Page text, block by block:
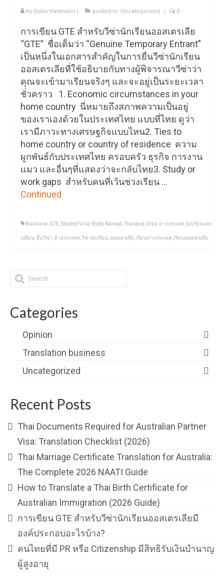
by Dylan Hartmann | posted in: Uncategorized | 0
การเขียน GTE สำหรับวีซ่านักเรียนออสเตรเลีย
“GTE” ชื่อเต็มว่า “Genuine Temporary Entrant”
เป็นหนึ่งในเอกสารสำคัญในการยื่นวีซ่านักเรียน
ออสเตรเลียที่ใช้อธิบายกับทางผู้พิจารณาวีซ่าว่า
คุณจะเข้ามาเรียนจริงๆ และจะอยู่เป็นระยะเวลา
ชั่วคราว 1. Economic circumstances in your
home country นี่หมายถึงสภาพความเป็นอยู่
ของเราเองด้วยในประเทศไทย แบบที่ไทย ดูว่า
เรามีภาวะทางเศรษฐกิจแบบไหน2. Ties to
home country or country of residence ความ
ผูกพันธ์กับประเทศไทย ครอบครัว ธุรกิจ การงาน
แมว และอื่นๆที่แสดงว่าจะกลับไทย3. Study or
work gaps สำหรับคนที่เว้นช่วงเรียน …
Continued
Australia GTE Student Visa Study Abroad Thailand Visa ต่างประเทศ นักเรียนแลก
เปลี่ยน ยื่นวีซ่า ย้ายประเทศ วีซ่านักเรียน ออสเตรเลีย เรียนต่างประเทศ เรียนออสเตรเลีย
Categories
Opinion
Translation business
Uncategorized
Recent Posts
Thai Documents Required for Australian Partner
Visa: Translation Checklist (2026)
Thai Marriage Certificate Translation for Australia:
The Complete 2026 NAATI Guide
How to Translate a Thai Birth Certificate for
Australian Immigration (2026 Guide)
การเขียน GTE สำหรับวีซ่านักเรียนออสเตรเลียมี
องค์ประกอบอะไรบ้าง?
คนไทยที่มี PR หรือ Citizenship มีสิทธิรับเงินบำนาญ
ผู้สูงอายุ